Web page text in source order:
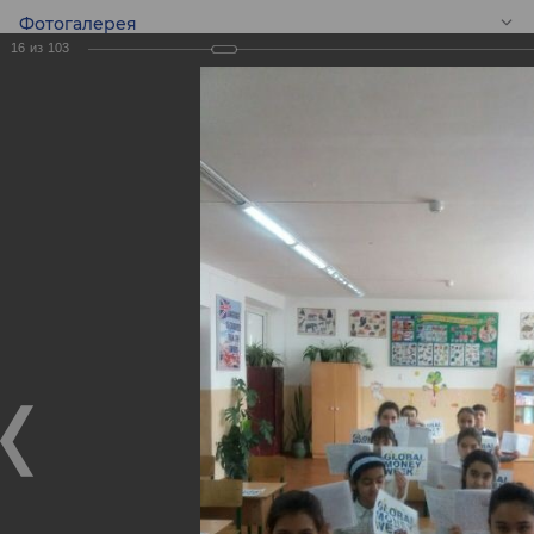
Фотогалерея
Конкурс эссе среди
школьников -
Global Money Week!
Конкурс эссе среди школьников - Global Money Week!
16 из 103